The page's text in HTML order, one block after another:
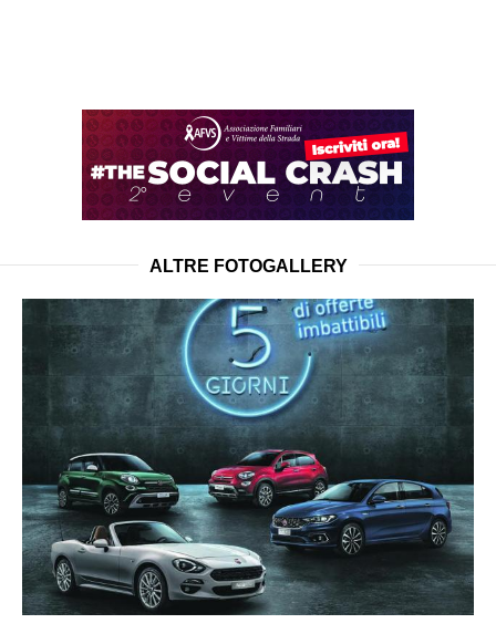
ALTRE FOTOGALLERY